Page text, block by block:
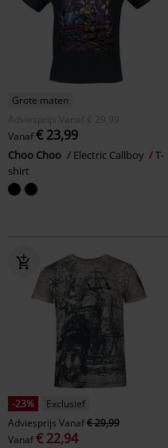
Grote maten
Adviesprijs
Vanaf € 29,99
Vanaf€ 23,99
Choo Choo Electric Callboy
T-
shirt
-23%
Exclusief
Adviesprijs Vanaf€ 29,99
Vanaf€ 22,94